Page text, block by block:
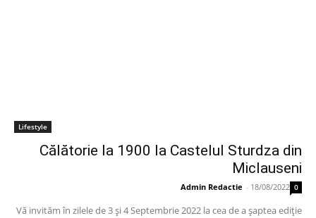
Lifestyle
Călătorie la 1900 la Castelul Sturdza din
Miclauseni
Admin Redactie - 18/08/2022 0
Vă invităm în zilele de 3 și 4 Septembrie 2022 la cea de a șaptea ediție